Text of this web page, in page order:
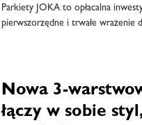
Parkiety JOKA to opłacalna
pierwszorzędne i trwałe wrażenie
Nowa 3-
łączy w sobie